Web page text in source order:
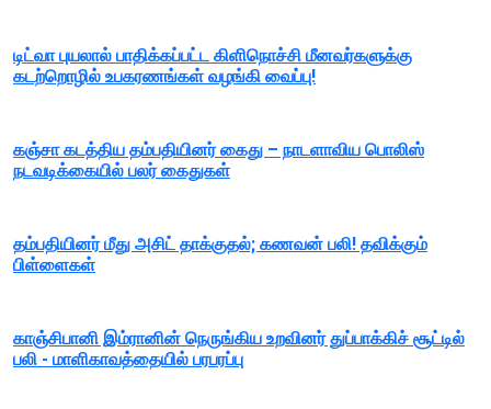
டிட்வா புயலால் பாதிக்கப்பட்ட கிளிநொச்சி மீனவர்களுக்கு
கடற்றொழில் உபகரணங்கள் வழங்கி வைப்பு!
கஞ்சா கடத்திய தம்பதியினர் கைது – நாடளாவிய பொலிஸ்
நடவடிக்கையில் பலர் கைதுகள்
தம்பதியினர் மீது அசிட் தாக்குதல்; கணவன் பலி! தவிக்கும்
பிள்ளைகள்
காஞ்சிபானி இம்ரானின் நெருங்கிய உறவினர் துப்பாக்கிச் சூட்டில்
பலி - மாளிகாவத்தையில் பரபரப்பு